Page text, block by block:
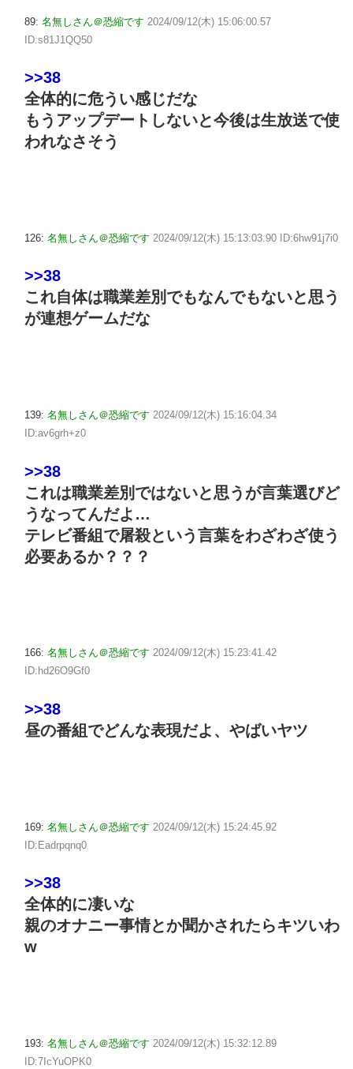
89: 名無しさん＠恐縮です 2024/09/12(木) 15:06:00.57
ID:s81J1QQ50
>>38
全体的に危うい感じだな
もうアップデートしないと今後は生放送で使
われなさそう
126: 名無しさん＠恐縮です 2024/09/12(木) 15:13:03.90 ID:6hw91j7i0
>>38
これ自体は職業差別でもなんでもないと思う
が連想ゲームだな
139: 名無しさん＠恐縮です 2024/09/12(木) 15:16:04.34
ID:av6grh+z0
>>38
これは職業差別ではないと思うが言葉選びど
うなってんだよ…
テレビ番組で屠殺という言葉をわざわざ使う
必要あるか？？？
166: 名無しさん＠恐縮です 2024/09/12(木) 15:23:41.42
ID:hd26O9Gf0
>>38
昼の番組でどんな表現だよ、やばいヤツ
169: 名無しさん＠恐縮です 2024/09/12(木) 15:24:45.92
ID:Eadrpqnq0
>>38
全体的に凄いな
親のオナニー事情とか聞かされたらキツいわ
w
193: 名無しさん＠恐縮です 2024/09/12(木) 15:32:12.89
ID:7IcYuOPK0